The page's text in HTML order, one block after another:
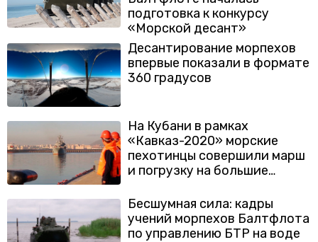
подготовка к конкурсу
«Морской десант»
Десантирование морпехов
впервые показали в формате
360 градусов
На Кубани в рамках
«Кавказ-2020» морские
пехотинцы совершили марш
и погрузку на большие
Бесшумная сила: кадры
учений морпехов Балтфлота
по управлению БТР на воде